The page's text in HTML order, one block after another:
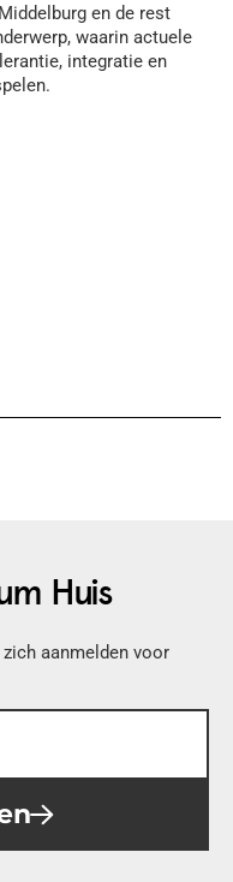
en de rest
waarin actuele
integratie en
Huis
aanmelden voor